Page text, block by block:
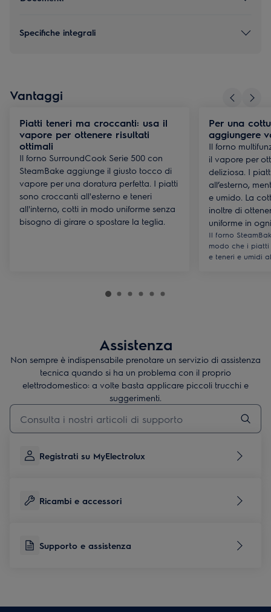
Specifiche integrali
Vantaggi
Piatti teneri ma croccanti: usa il
vapore per ottenere risultati
ottimali
Il forno SurroundCook Serie 500 con
SteamBake aggiunge il giusto tocco di
vapore per una doratura perfetta. I piatti
sono croccanti all'esterno e teneri
all'interno, cotti in modo uniforme senza
bisogno di girare o spostare la teglia.
Per una
aggiungere
Il forno
il vapore per
deliziosa. I
all’esterno,
e umido. La
inoltre di
uniforme in
Il forno
modo che i piatti
e teneri e umidi
Assistenza
Non sempre è indispensabile prenotare un servizio di assistenza
tecnica quando si ha un problema con il proprio
elettrodomestico: a volte basta applicare piccoli trucchi e
suggerimenti.
Digita per cercare articoli di supporto
Registrati su MyElectrolux
Ricambi e accessori
Supporto e assistenza